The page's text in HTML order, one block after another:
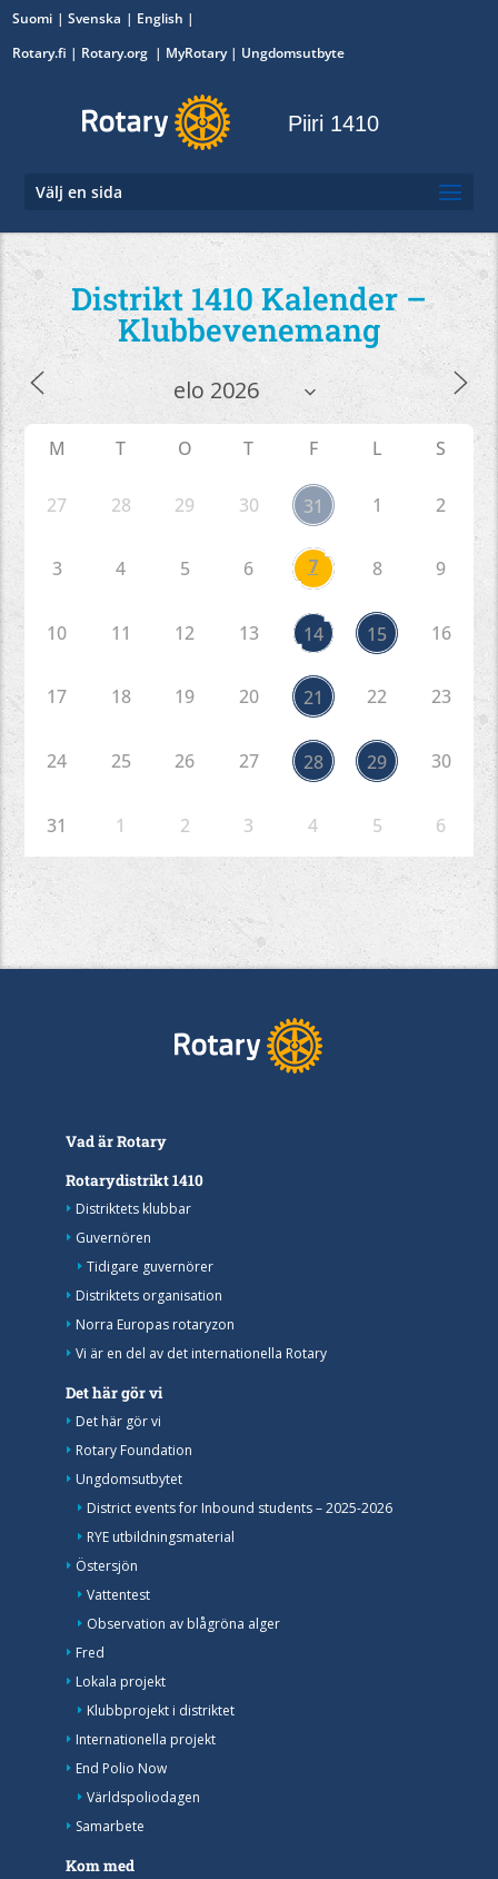
Suomi Svenska
English
Rotary.fi | Rotary.org | MyRotary| Ungdomsutbyte
Piiri 1410
Välj en sida
Distrikt 1410 Kalender –
Klubbevenemang
M T O T F L S
27 28 29 30 31 1 2
3 4 5 6 7 8 9
10 11 12 13 14 15 16
17 18 19 20 21 22 23
24 25 26 27 28 29 30
31 1 2 3 4 5 6
Vad är Rotary
Rotarydistrikt 1410
Distriktets klubbar
Guvernören
Tidigare guvernörer
Distriktets organisation
Norra Europas rotaryzon
Vi är en del av det internationella Rotary
Det här gör vi
Det här gör vi
Rotary Foundation
Ungdomsutbytet
District events for Inbound students – 2025-2026
RYE utbildningsmaterial
Östersjön
Vattentest
Observation av blågröna alger
Fred
Lokala projekt
Klubbprojekt i distriktet
Internationella projekt
End Polio Now
Världspoliodagen
Samarbete
Kom med